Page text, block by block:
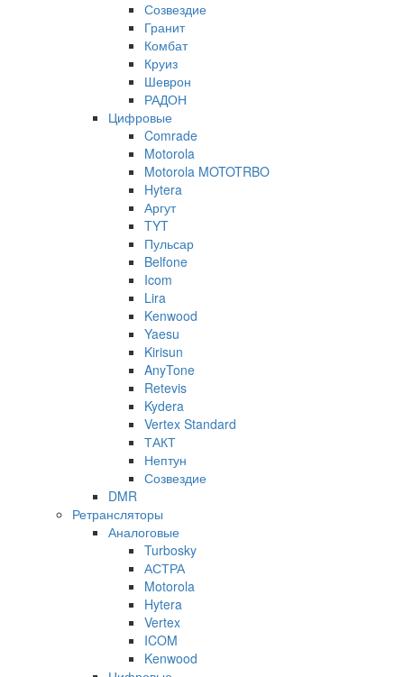
Созвездие
Гранит
Комбат
Круиз
Шеврон
РАДОН
Цифровые
Comrade
Motorola
Motorola MOTOTRBO
Hytera
Аргут
TYT
Пульсар
Belfone
Icom
Lira
Kenwood
Yaesu
Kirisun
AnyTone
Retevis
Kydera
Vertex Standard
ТАКТ
Нептун
Созвездие
DMR
Ретрансляторы
Аналоговые
Turbosky
АСТРА
Motorola
Hytera
Vertex
ICOM
Kenwood